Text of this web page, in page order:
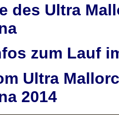
des Ultra
zum Lauf
Ultra
2014